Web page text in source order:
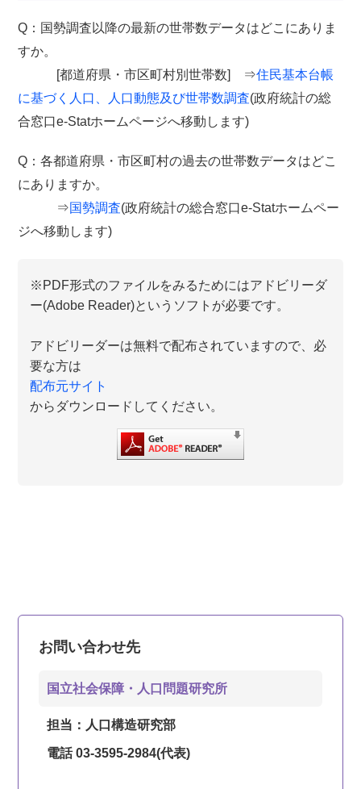
Q：国勢調査以降の最新の世帯数データはどこにありま
すか。
[都道府県・市区町村別世帯数] ⇒住民基本台帳
に基づく人口、人口動態及び世帯数調査(政府統計の総
合窓口e-Statホームページへ移動します)
Q：各都道府県・市区町村の過去の世帯数データはどこ
にありますか。
⇒国勢調査(政府統計の総合窓口e-Statホームペー
ジへ移動します)
※PDF形式のファイルをみるためにはアドビリーダ
ー(Adobe Reader)というソフトが必要です。
アドビリーダーは無料で配布されていますので、必
要な方は
配布元サイト
からダウンロードしてください。
お問い合わせ先
国立社会保障・人口問題研究所
担当：人口構造研究部
電話 03-3595-2984(代表)